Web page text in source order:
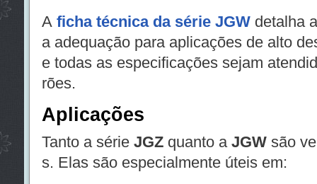
A ficha técnica da série JGWdetalha
a adequação para aplicações de alto
e todas as especificações sejam
rões.
Aplicações
Tanto a série JGZquanto a JGWsão
s. Elas são especialmente úteis em: